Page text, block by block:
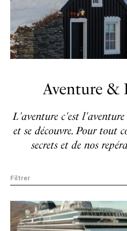
Aventure &
L'aventure c'est l'aventure
et se découvre. Pour tout
secrets et de nos
Filtrer